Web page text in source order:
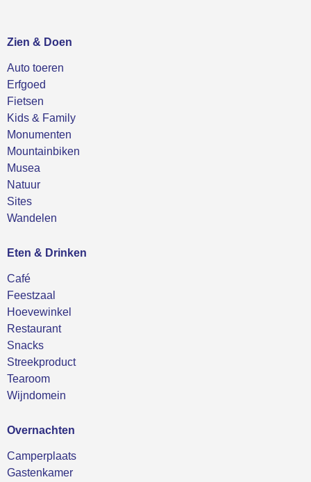
Zien & Doen
Auto toeren
Erfgoed
Fietsen
Kids & Family
Monumenten
Mountainbiken
Musea
Natuur
Sites
Wandelen
Eten & Drinken
Café
Feestzaal
Hoevewinkel
Restaurant
Snacks
Streekproduct
Tearoom
Wijndomein
Overnachten
Camperplaats
Gastenkamer